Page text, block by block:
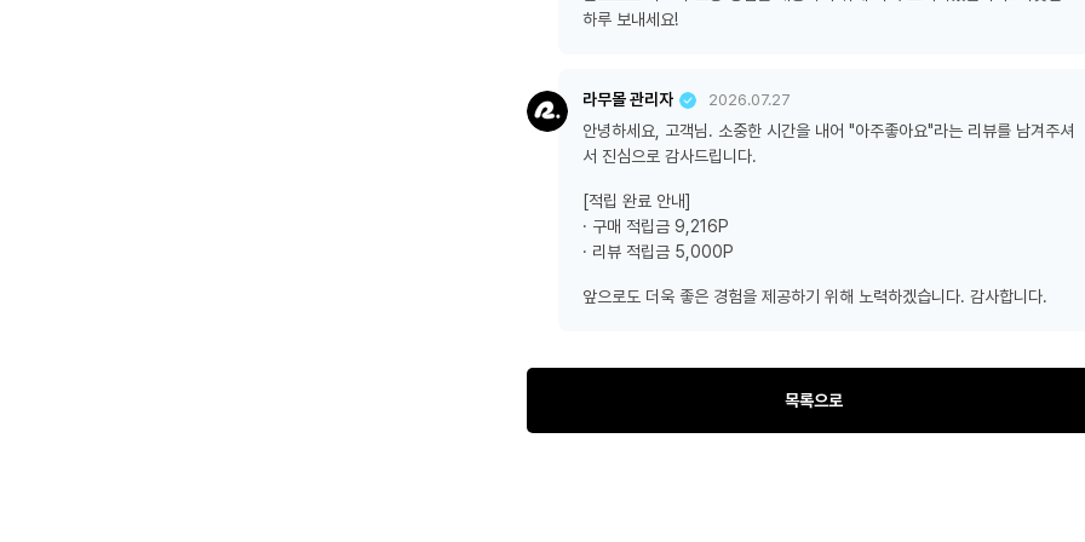
하루 보내세요!
라무몰 관리자 2026.07.27
안녕하세요, 고객님. 소중한 시간을 내어 "아주좋아요"라는 리뷰를 남겨주셔
서 진심으로 감사드립니다.
[적립 완료 안내]
· 구매 적립금 9,216P
· 리뷰 적립금 5,000P
앞으로도 더욱 좋은 경험을 제공하기 위해 노력하겠습니다. 감사합니다.
목록으로